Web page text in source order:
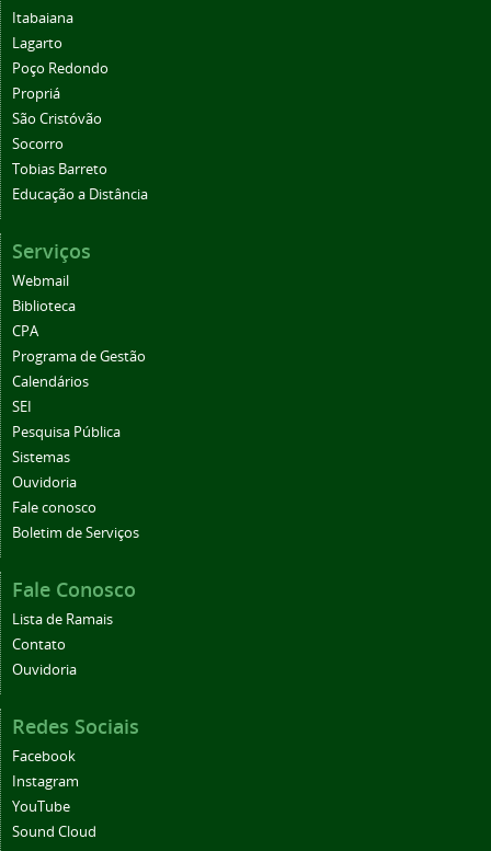
Itabaiana
Lagarto
Poço Redondo
Propriá
São Cristóvão
Socorro
Tobias Barreto
Educação a Distância
Serviços
Webmail
Biblioteca
CPA
Programa de Gestão
Calendários
SEI
Pesquisa Pública
Sistemas
Ouvidoria
Fale conosco
Boletim de Serviços
Fale Conosco
Lista de Ramais
Contato
Ouvidoria
Redes Sociais
Facebook
Instagram
YouTube
Sound Cloud